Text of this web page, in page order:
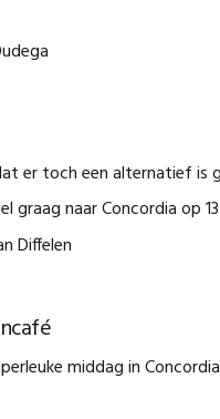
er toch een alternatief is
graag naar Concordia op
Diffelen
middag in